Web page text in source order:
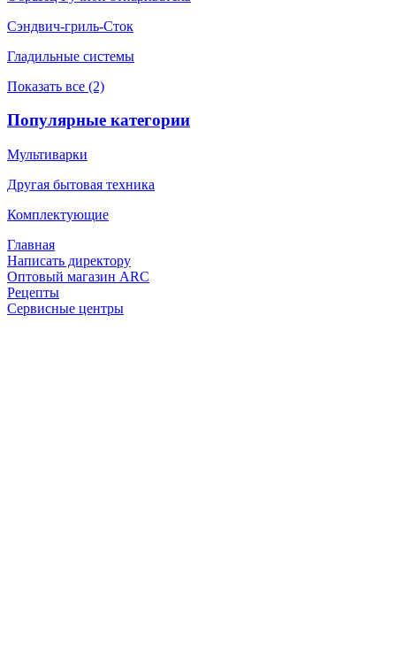
Сэндвич-гриль-Сток
Гладильные системы
Показать все (2)
Популярные категории
Мультиварки
Другая бытовая техника
Комплектующие
Главная
Написать директору
Оптовый магазин ARC
Рецепты
Сервисные центры